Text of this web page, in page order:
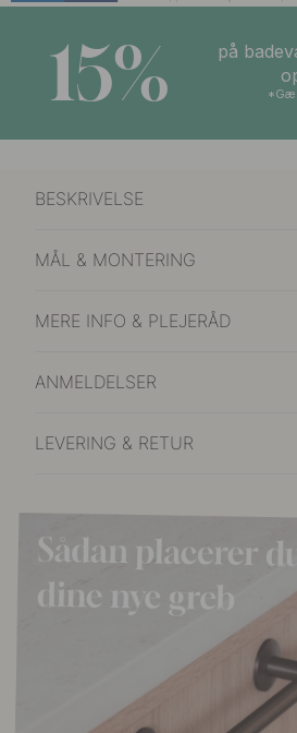
15%
på
BESKRIVELSE
MÅL & MONTERING
MERE INFO & PLEJERÅD
ANMELDELSER
LEVERING & RETUR